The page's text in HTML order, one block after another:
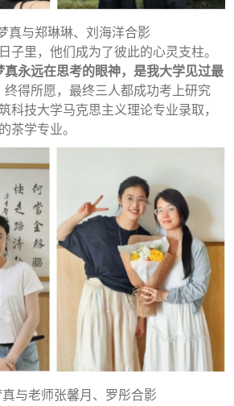
真与郑琳琳、刘海洋合影
子里，他们成为了彼此的心灵支柱。
真永远在思考的眼神，是我大学见过最
终得所愿，最终三人都成功考上研究
科技大学马克思主义理论专业录取，
茶学专业。
真与老师张馨月、罗彤合影